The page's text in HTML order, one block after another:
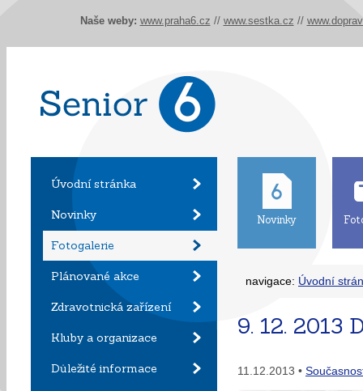
Úvodní stránka
Novinky
Fotogalerie
Plánované akce
Zdravotnická zařízení
Kluby a organizace
Důležité informace
Novinky
navigace: Úvodní
9. 12. 2013
11.12.2013 •
Naše weby: www.praha6.cz // www.sestka.cz //